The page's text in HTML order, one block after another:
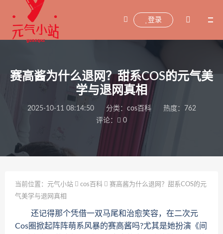
登录
赛高酱为什么退网？甜系COS的元气美
学与退网真相
2025-10-11 08:14:50 分类： cos百科
热度：762
评论：
0
当前位置： 元气小站 cos百科
赛高酱为什么退网？甜系COS的元
气美学与退网真相
还记得那个凭借一双马尾和治愈笑容，在二次元
Cos圈掀起阵阵萌系风暴的赛高酱吗?尤其是她扮演《间